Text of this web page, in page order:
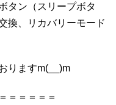
タン（スリープボタ
換、リカバリーモード
りますm(__)m
＝＝＝＝＝